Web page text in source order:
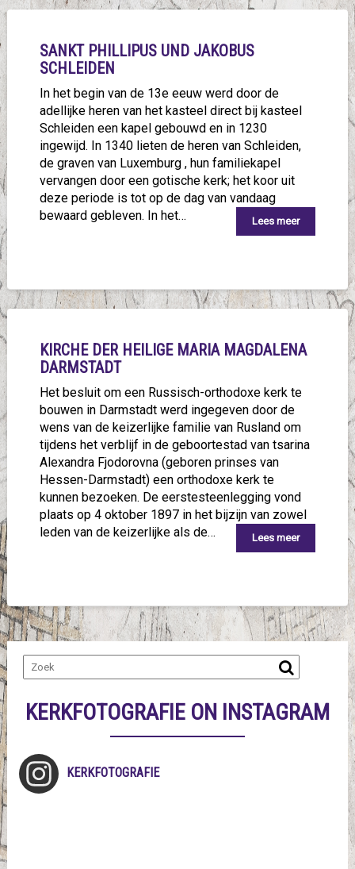
SANKT PHILLIPUS UND JAKOBUS
SCHLEIDEN
In het begin van de 13e eeuw werd door de
adellijke heren van het kasteel direct bij kasteel
Schleiden een kapel gebouwd en in 1230
ingewijd. In 1340 lieten de heren van Schleiden,
de graven van Luxemburg , hun familiekapel
vervangen door een gotische kerk; het koor uit
deze periode is tot op de dag van vandaag
bewaard gebleven. In het…
Lees meer
KIRCHE DER HEILIGE MARIA MAGDALENA
DARMSTADT
Het besluit om een Russisch-orthodoxe kerk te
bouwen in Darmstadt werd ingegeven door de
wens van de keizerlijke familie van Rusland om
tijdens het verblijf in de geboortestad van tsarina
Alexandra Fjodorovna (geboren prinses van
Hessen-Darmstadt) een orthodoxe kerk te
kunnen bezoeken. De eerstesteenlegging vond
plaats op 4 oktober 1897 in het bijzijn van zowel
leden van de keizerlijke als de…
Lees meer
KERKFOTOGRAFIE ON INSTAGRAM
KERKFOTOGRAFIE